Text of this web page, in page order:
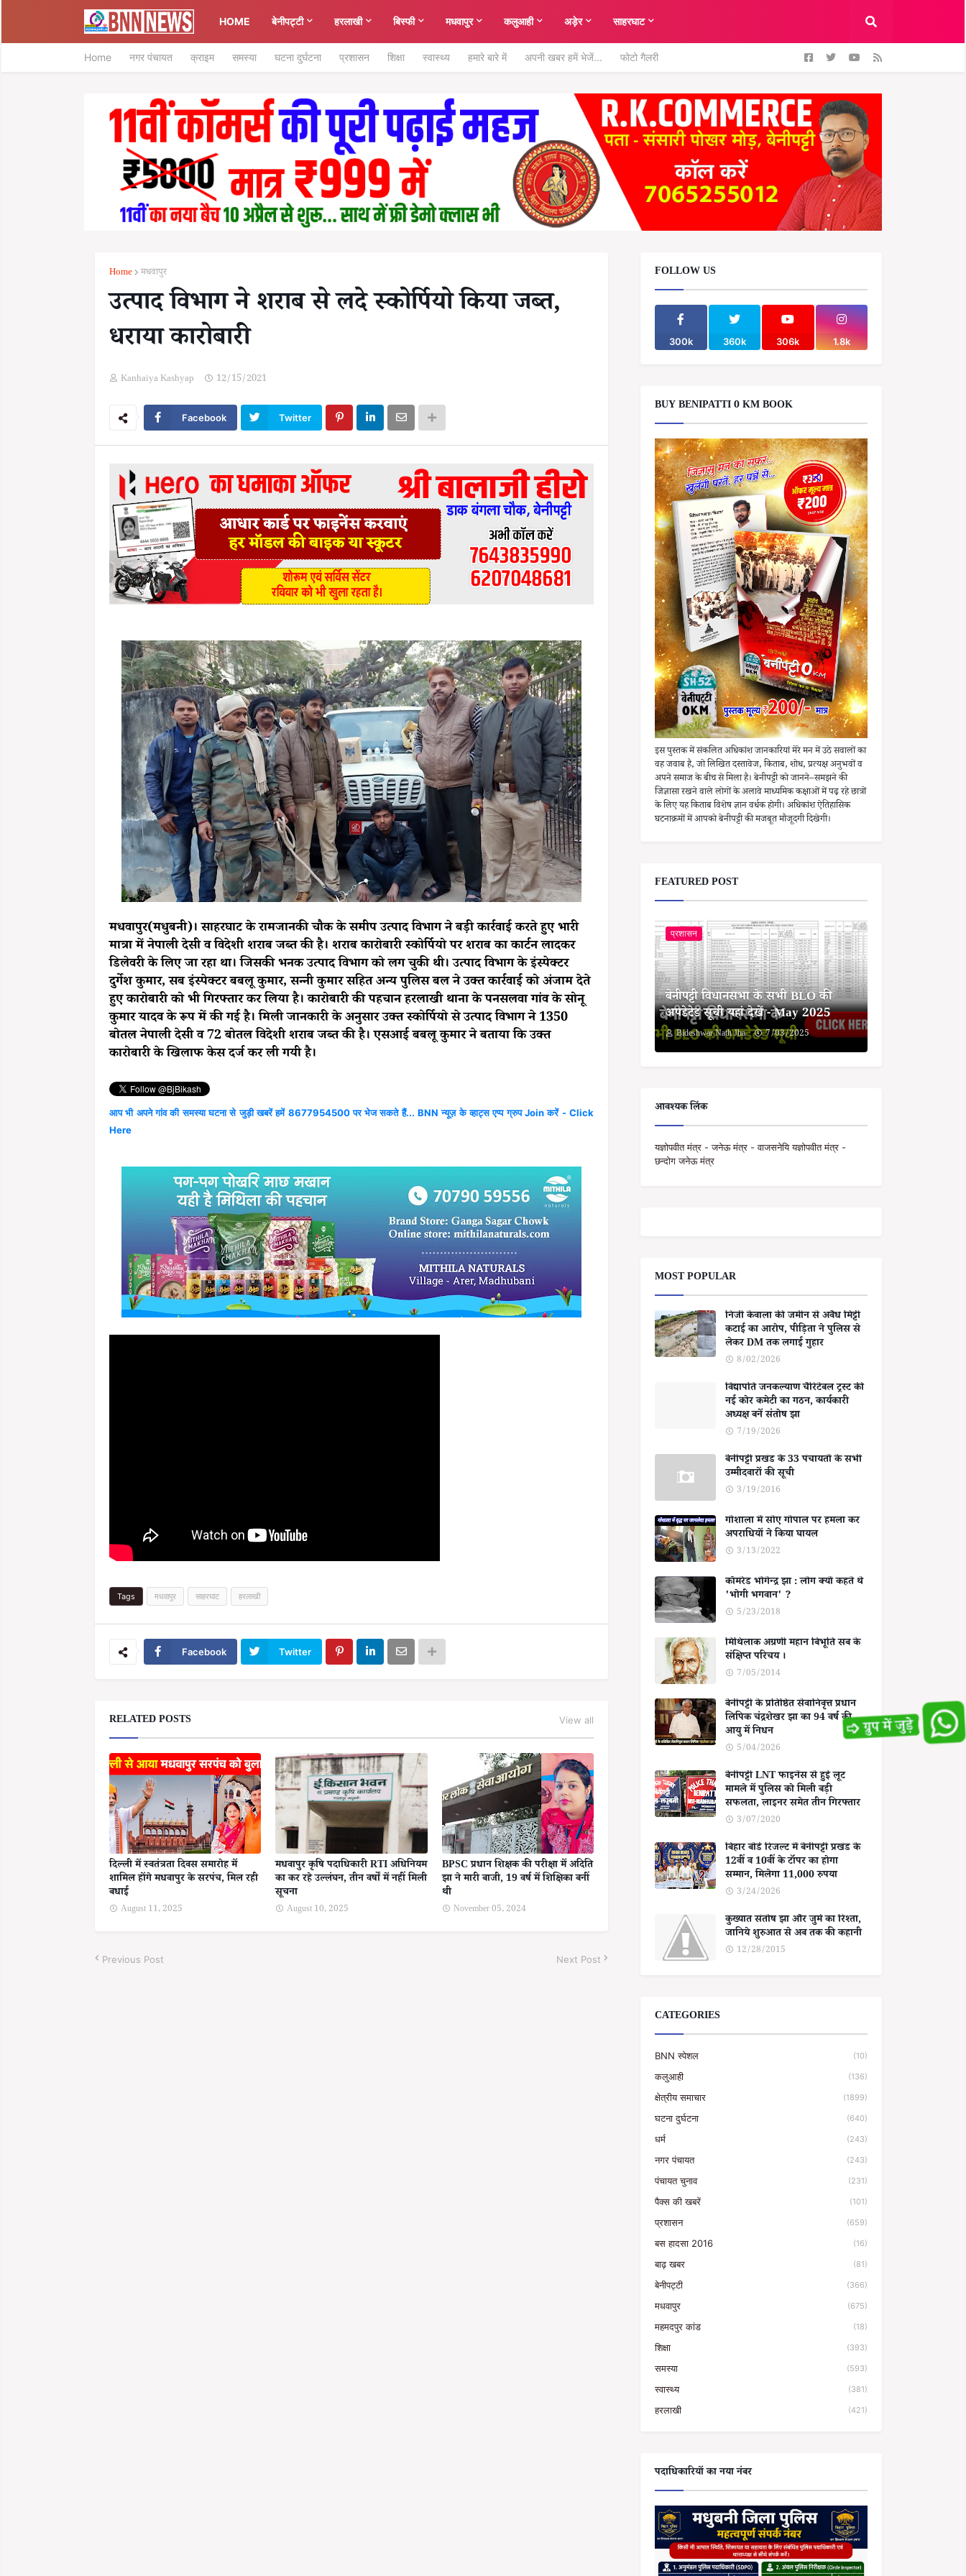
HOME बेनीपट्टी हरलाखी बिस्फी मधवापुर कलुआही अड़ेर साहरघाट
Home नगर पंचायत क्राइम समस्या घटना दुर्घटना प्रशासन शिक्षा स्वास्थ्य हमारे बारे में अपनी खबर हमें भेजें... फोटो गैलरी
Home मधवापुर
उत्पाद विभाग ने शराब से लदे स्कोर्पियो किया जब्त,
धराया कारोबारी
Kanhaiya Kashyap 12/15/2021
Facebook Twitter
मधवापुर(मधुबनी)। साहरघाट के रामजानकी चौक के समीप उत्पाद विभाग ने बड़ी कार्रवाई करते हुए भारी
मात्रा में नेपाली देसी व विदेशी शराब जब्त की है। शराब कारोबारी स्कोर्पियो पर शराब का कार्टन लादकर
डिलेवरी के लिए जा रहा था। जिसकी भनक उत्पाद विभाग को लग चुकी थी। उत्पाद विभाग के इंस्पेक्टर
दुर्गेश कुमार, सब इंस्पेक्टर बबलू कुमार, सन्नी कुमार सहित अन्य पुलिस बल ने उक्त कार्रवाई को अंजाम देते
हुए कारोबारी को भी गिरफ्तार कर लिया है। कारोबारी की पहचान हरलाखी थाना के पनसलवा गांव के सोनू
कुमार यादव के रूप में की गई है। मिली जानकारी के अनुसार उक्त स्कोर्पियो से उत्पाद विभाग ने 1350
बोतल नेपाली देसी व 72 बोतल विदेशी शराब जब्त की है। एसआई बबलू कुमार ने बताया कि उक्त
कारोबारी के खिलाफ केस दर्ज कर ली गयी है।
आप भी अपने गांव की समस्या घटना से जुड़ी खबरें हमें 8677954500 पर भेज सकते हैं... BNN न्यूज़ के व्हाट्स एप्प ग्रुप Join करें - Click
Here
Tags मधवापुर साहरघाट हरलाखी
Facebook Twitter
RELATED POSTS View all
दिल्ली में स्वतंत्रता दिवस समारोह में
शामिल होंगे मधवापुर के सरपंच, मिल रही
बधाई
August 11, 2025
मधवापुर कृषि पदाधिकारी RTI अधिनियम
का कर रहे उल्लंघन, तीन वर्षों में नहीं मिली
सूचना
August 10, 2025
BPSC प्रधान शिक्षक की परीक्षा में अदिति
झा ने मारी बाजी, 19 वर्ष में शिक्षिका बनीं
थी
November 05, 2024
Previous Post Next Post
FOLLOW US
300k 360k 306k 1.8k
BUY BENIPATTI 0 KM BOOK
इस पुस्तक में संकलित अधिकांश जानकारियां मेरे मन में उठे सवालों का
वह जवाब है, जो लिखित दस्तावेज, किताब, शोध, प्रत्यक्ष अनुभवों व
अपने समाज के बीच से मिला है। बेनीपट्टी को जानने–समझने की
जिज्ञासा रखने वाले लोगों के अलावे माध्यमिक कक्षाओं में पढ़ रहे छात्रों
के लिए यह किताब विशेष ज्ञान वर्धक होगी। अधिकांश ऐतिहासिक
घटनाक्रमों में आपको बेनीपट्टी की मजबूत मौजूदगी दिखेगी।
FEATURED POST
प्रशासन
बेनीपट्टी विधानसभा के सभी BLO की
अपडेटेड सूची यहां देखें - May 2025
Bideshwar Nath Jha 7/03/2025
आवश्यक लिंक
यज्ञोपवीत मंत्र - जनेऊ मंत्र - वाजसनेयि यज्ञोपवीत मंत्र -
छन्दोग जनेऊ मंत्र
MOST POPULAR
निजी केवाला की जमीन से अवैध मिट्टी
कटाई का आरोप, पीड़िता ने पुलिस से
लेकर DM तक लगाई गुहार
8/02/2026
विद्यापति जनकल्याण चैरिटेबल ट्रस्ट की
नई कोर कमेटी का गठन, कार्यकारी
अध्यक्ष बनें संतोष झा
7/19/2026
बेनीपट्टी प्रखंड के 33 पंचायतों के सभी
उम्मीदवारों की सूची
3/19/2016
गोशाला में सोए गोपाल पर हमला कर
अपराधियों ने किया घायल
3/13/2022
कॉमरेड भोगेन्द्र झा : लोग क्यों कहते थे
'भोगी भगवान' ?
5/23/2018
मिथिलाक अग्रणी महान बिभूति सब के
संक्षिप्त परिचय ।
7/05/2014
बेनीपट्टी के प्रतिष्ठित सेवानिवृत्त प्रधान
लिपिक चंद्रशेखर झा का 94 वर्ष की
आयु में निधन
5/04/2026
बेनीपट्टी LNT फाइनेंस से हुई लूट
मामले में पुलिस को मिली बड़ी
सफलता, लाइनर समेत तीन गिरफ्तार
3/07/2020
बिहार बोर्ड रिजल्ट में बेनीपट्टी प्रखंड के
12वीं व 10वीं के टॉपर का होगा
सम्मान, मिलेगा 11,000 रुपया
3/24/2026
कुख्यात संतोष झा और जुर्म का रिश्ता,
जानिये शुरुआत से अब तक की कहानी
12/28/2015
CATEGORIES
BNN स्पेशल (10)
कलुआही (136)
क्षेत्रीय समाचार (1899)
घटना दुर्घटना (640)
धर्म (243)
नगर पंचायत (243)
पंचायत चुनाव (231)
पैक्स की खबरें (101)
प्रशासन (659)
बस हादसा 2016 (16)
बाढ़ खबर (81)
बेनीपट्टी (366)
मधवापुर (675)
महमदपुर कांड (18)
शिक्षा (393)
समस्या (593)
स्वास्थ्य (381)
हरलाखी (421)
पदाधिकारियों का नया नंबर